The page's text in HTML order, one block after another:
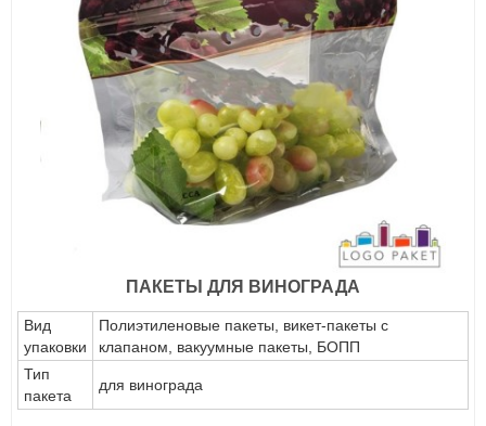
ПАКЕТЫ ДЛЯ ВИНОГРАДА
Вид
упаковки
Полиэтиленовые пакеты, викет-пакеты с
клапаном, вакуумные пакеты, БОПП
Тип
пакета
для винограда